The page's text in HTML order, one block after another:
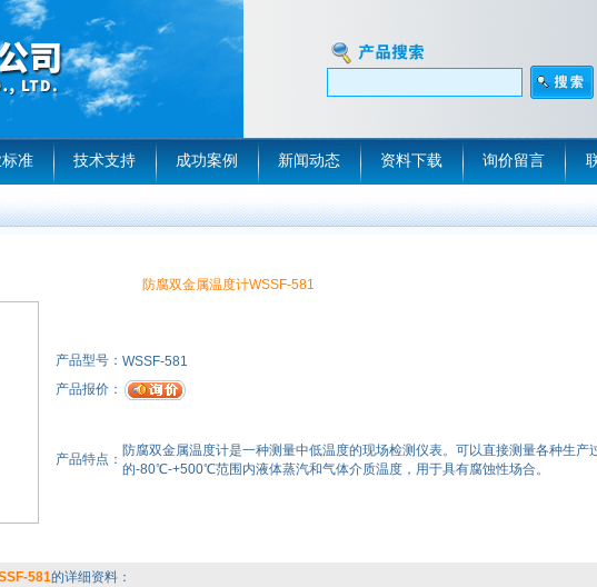
准 技术支持 成功案例 新闻动态 资料下载 询价留言
防腐双金属温度计WSSF-581
产品型号： WSSF-581
产品报价：
产品特点：
防腐双金属温度计是一种测量中低温度的现场检测仪表。可以直接测量各种生产
的-80℃-+500℃范围内液体蒸汽和气体介质温度，用于具有腐蚀性场合。
581的详细资料：